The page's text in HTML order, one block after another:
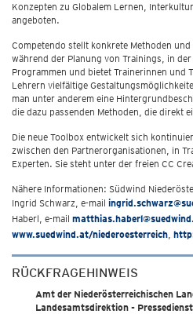
Konzepten zu Globalem Lernen,
angeboten.
Competendo stellt konkrete Methoden
während der Planung von Trainings, in
Programmen und bietet Trainerinnen und
Lehrern vielfältige
man unter anderem eine
die dazu passenden Methoden, die direkt
Die neue Toolbox entwickelt sich
zwischen den Partnerorganisationen, in
Experten. Sie steht unter der freien CC
Nähere Informationen: Südwind
Ingrid Schwarz, e-mail
Haberl, e-mail
www.suedwind.at/niederoesterreich,
RÜCKFRAGEHINWEIS
Amt der Niederösterreichischen
Landesamtsdirektion - Pressedienst